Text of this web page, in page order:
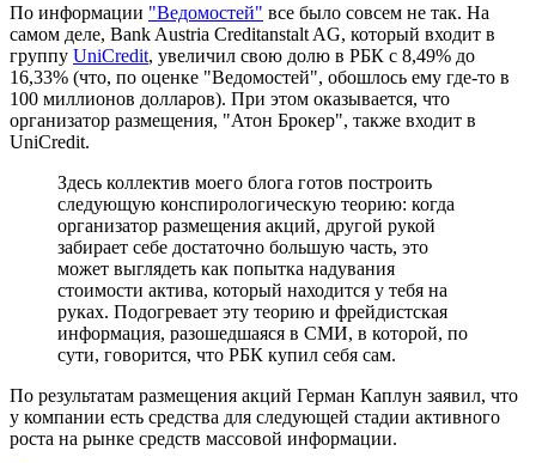
По информации "Ведомостей" все было совсем не так. На
самом деле, Bank Austria Creditanstalt AG, который входит в
группу UniCredit, увеличил свою долю в РБК с 8,49% до
16,33% (что, по оценке "Ведомостей", обошлось ему где-то в
100 миллионов долларов). При этом оказывается, что
организатор размещения, "Атон Брокер", также входит в
UniCredit.
Здесь коллектив моего блога готов построить
следующую конспирологическую теорию: когда
организатор размещения акций, другой рукой
забирает себе достаточно большую часть, это
может выглядеть как попытка надувания
стоимости актива, который находится у тебя на
руках. Подогревает эту теорию и фрейдистская
информация, разошедшаяся в СМИ, в которой, по
сути, говорится, что РБК купил себя сам.
По результатам размещения акций Герман Каплун заявил, что
у компании есть средства для следующей стадии активного
роста на рынке средств массовой информации.